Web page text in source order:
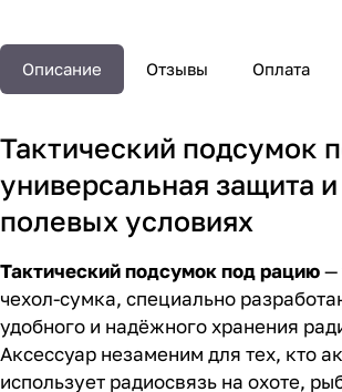
Описание Отзывы Оплата
Тактический подсумок
универсальная защита
полевых условиях
Тактический подсумок под рацию—
чехол-сумка, специально
удобного и надёжного хранения
Аксессуар незаменим для тех, кто
использует радиосвязь на охоте,